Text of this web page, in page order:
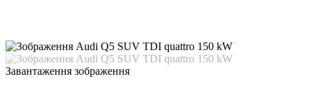
Завантаження зображення